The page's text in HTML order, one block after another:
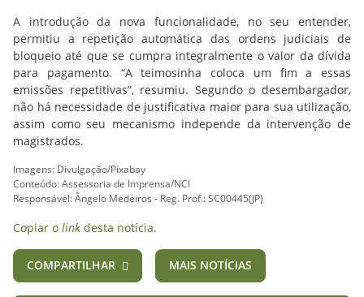
A introdução da nova funcionalidade, no seu entender,
permitiu a repetição automática das ordens judiciais de
bloqueio até que se cumpra integralmente o valor da dívida
para pagamento. “A teimosinha coloca um fim a essas
emissões repetitivas”, resumiu. Segundo o desembargador,
não há necessidade de justificativa maior para sua utilização,
assim como seu mecanismo independe da intervenção de
magistrados.
Imagens: Divulgação/Pixabay
Conteúdo: Assessoria de Imprensa/NCI
Responsável: Ângelo Medeiros - Reg. Prof.: SC00445(JP)
Copiar o link desta notícia.
COMPARTILHAR MAIS NOTÍCIAS